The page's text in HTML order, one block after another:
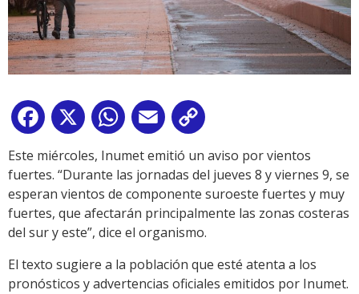
Facebook
X WhatsApp
Email
Link
Este miércoles, Inumet emitió un aviso por vientos
fuertes. “Durante las jornadas del jueves 8 y viernes 9, se
esperan vientos de componente suroeste fuertes y muy
fuertes, que afectarán principalmente las zonas costeras
del sur y este”, dice el organismo.
El texto sugiere a la población que esté atenta a los
pronósticos y advertencias oficiales emitidos por Inumet.